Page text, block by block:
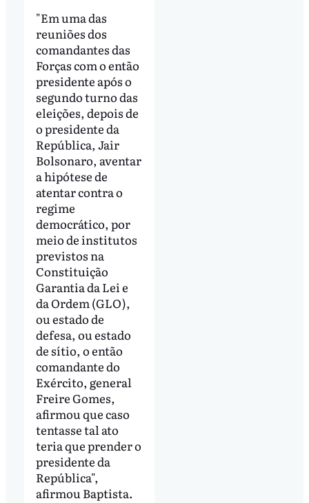
"Em uma das
reuniões dos
comandantes das
Forças com o então
presidente após o
segundo turno das
eleições, depois de
o presidente da
República, Jair
Bolsonaro, aventar
a hipótese de
atentar contra o
regime
democrático, por
meio de institutos
previstos na
Constituição
Garantia da Lei e
da Ordem (GLO),
ou estado de
defesa, ou estado
de sítio, o então
comandante do
Exército, general
Freire Gomes,
afirmou que caso
tentasse tal ato
teria que prender o
presidente da
República",
afirmou Baptista.